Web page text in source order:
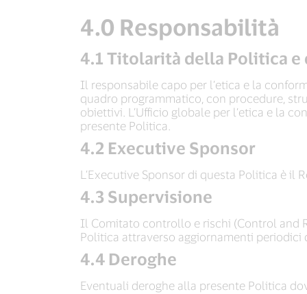
4.0 Responsabilità
4.1 Titolarità della Politica e
Il responsabile capo per l’etica e la
quadro programmatico, con procedure,
obiettivi. L’Ufficio globale per l’etica e la
presente Politica.
4.2 Executive Sponsor
L’Executive Sponsor di questa Politica è il
4.3 Supervisione
Il Comitato controllo e rischi (Control and
Politica attraverso aggiornamenti
4.4 Deroghe
Eventuali deroghe alla presente Politica